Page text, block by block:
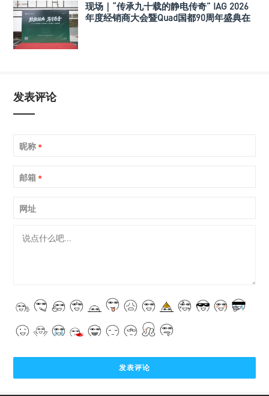
现场｜“传承九十载的静电传奇” IAG 2026
年度经销商大会暨Quad国都90周年盛典在
发表评论
昵称 *
邮箱 *
网址